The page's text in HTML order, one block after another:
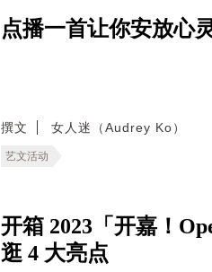
点播一首让你安放心
撰文 女人迷（Audrey Ko）
艺文活动
开箱 2023「开嘉！
逛 4 大亮点